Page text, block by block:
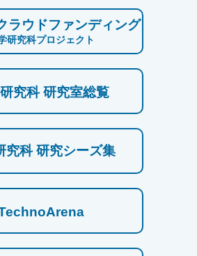
ラウドファンディング
研究科プロジェクト
究科 研究室総覧
究科 研究シーズ集